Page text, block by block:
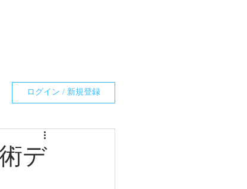
ログイン / 新規登録
デ